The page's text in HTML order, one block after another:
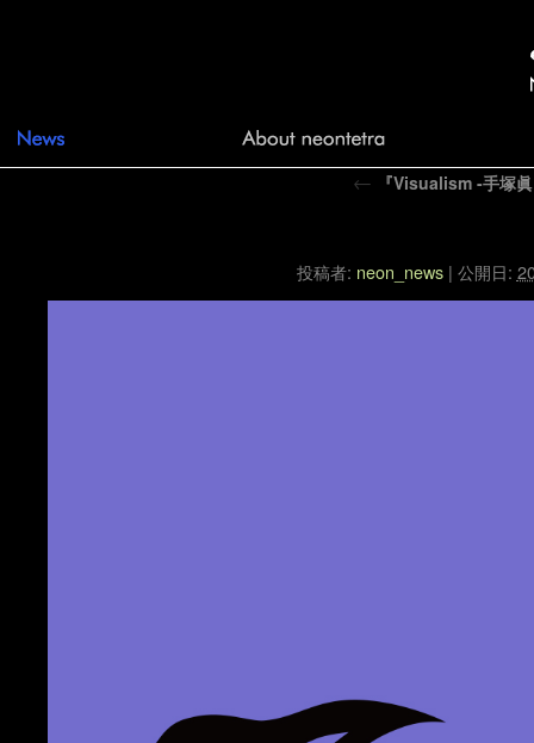
← 『Visualism -手塚
投稿者: neon_news | 公開日: